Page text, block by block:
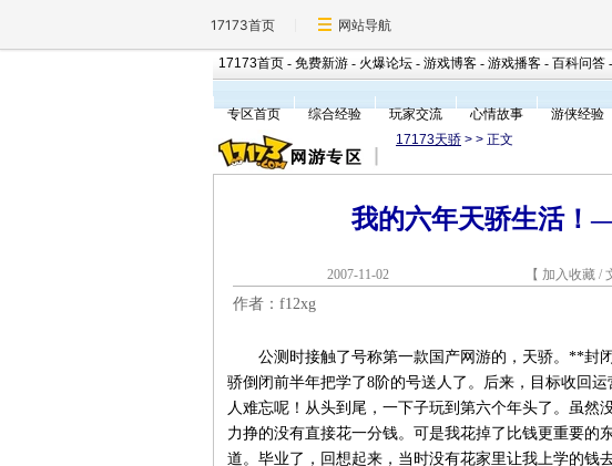
17173首页 网站导航
17173首页 - 免费新游 - 火爆论坛 - 游戏博客 - 游戏播客 - 百科问答 -
专区首页
综合经验 玩家交流 心情故事 游侠经验
17173天骄 > > 正文
我的六年天骄生活！
2007-11-02 【 加入收藏 /
作者：f12xg
公测时接触了号称第一款国产网游的，天骄。**封
骄倒闭前半年把学了8阶的号送人了。后来，目标收回
人难忘呢！从头到尾，一下子玩到第六个年头了。虽然
力挣的没有直接花一分钱。可是我花掉了比钱更重要
道。毕业了，回想起来，当时没有花家里让我上学的钱